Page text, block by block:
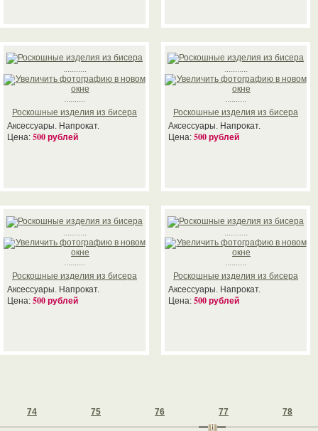
...........
..........
Роскошные изделия из бисера
Аксессуары. Напрокат.
Цена: 500 рублей
...........
..........
Роскошные изделия из бисера
Аксессуары. Напрокат.
Цена: 500 рублей
...........
..........
Роскошные изделия из бисера
Аксессуары. Напрокат.
Цена: 500 рублей
...........
..........
Роскошные изделия из бисера
Аксессуары. Напрокат.
Цена: 500 рублей
74 75 76 77 78